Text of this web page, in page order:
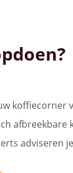
koffiecorner
afbreekbare
adviseren